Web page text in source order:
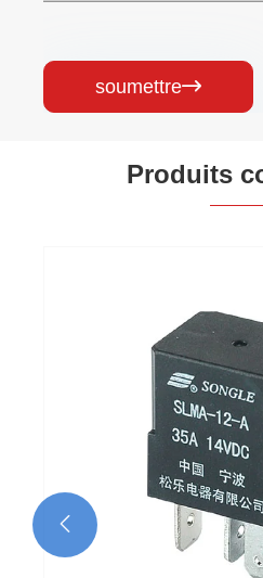
soumettre
Produits
